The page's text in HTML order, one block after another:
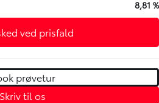
8,81 %
ved prisfald
prøvetur
Skriv til os